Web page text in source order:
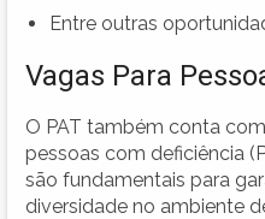
Entre outras
Vagas Para
O PAT também conta
pessoas com deficiência
são fundamentais para
diversidade no ambiente